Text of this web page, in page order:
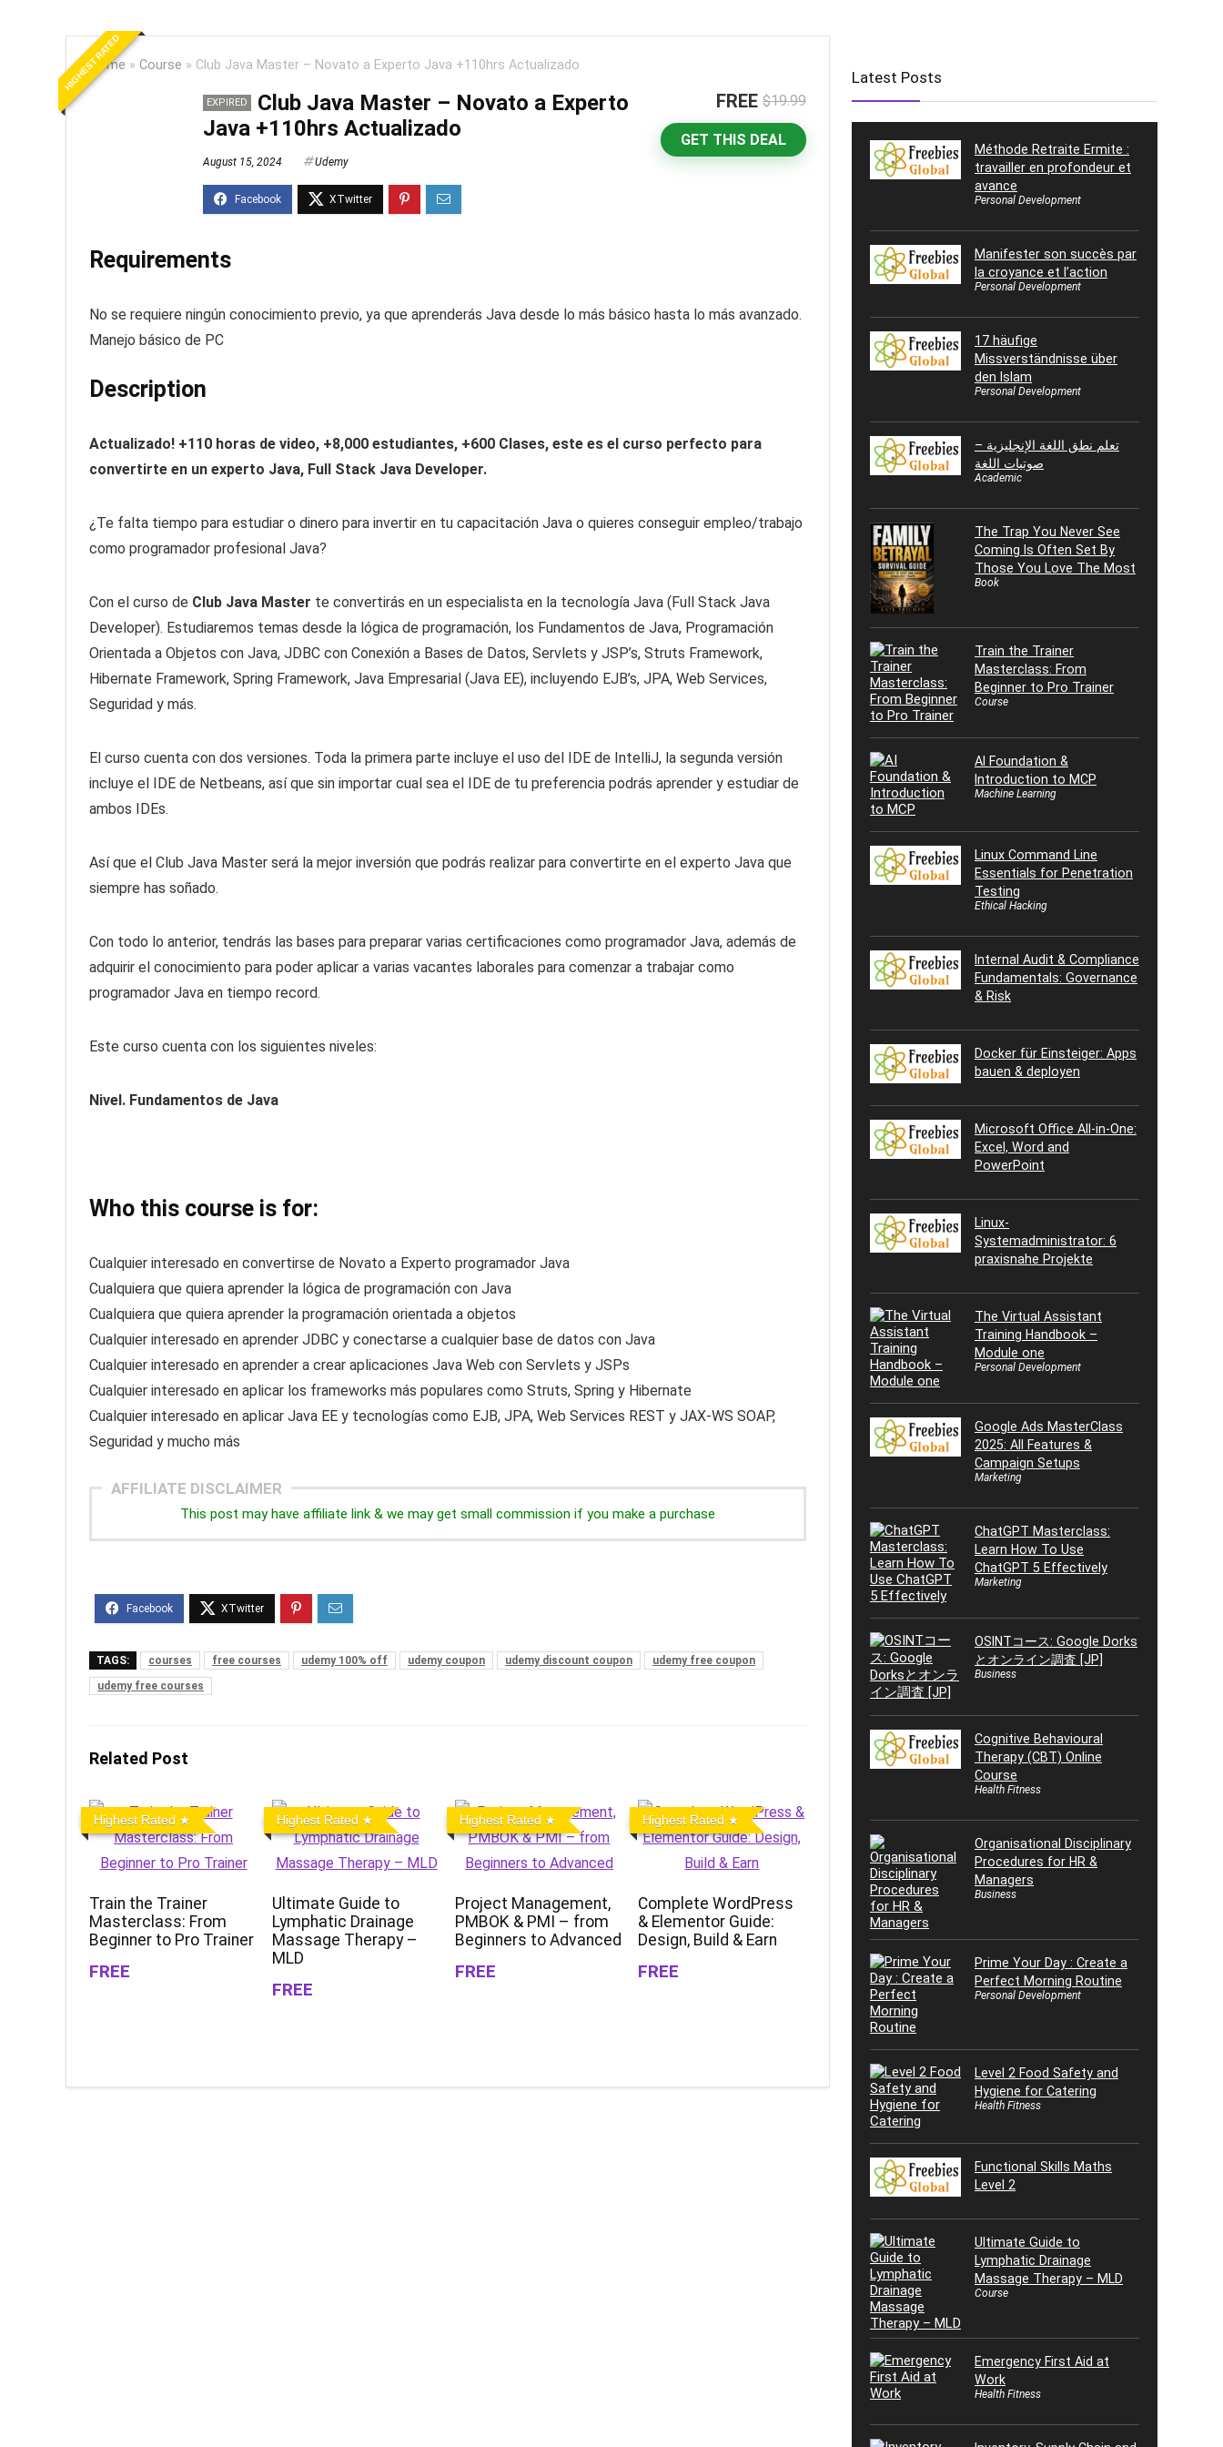
Home » Course » Club Java Master – Novato a Experto Java +110hrs Actualizado
HIGHEST RATED
EXPIRED
Club Java Master – Novato a Experto
Java +110hrs Actualizado
August 15, 2024 Udemy
FREE $19.99
GET THIS DEAL
Requirements
No se requiere ningún conocimiento previo, ya que aprenderás Java desde lo más básico hasta lo más avanzado.
Manejo básico de PC
Description
Actualizado! +110 horas de video, +8,000 estudiantes, +600 Clases, este es el curso perfecto para
convertirte en un experto Java, Full Stack Java Developer.
¿Te falta tiempo para estudiar o dinero para invertir en tu capacitación Java o quieres conseguir empleo/trabajo
como programador profesional Java?
Con el curso de Club Java Master te convertirás en un especialista en la tecnología Java (Full Stack Java
Developer). Estudiaremos temas desde la lógica de programación, los Fundamentos de Java, Programación
Orientada a Objetos con Java, JDBC con Conexión a Bases de Datos, Servlets y JSP’s, Struts Framework,
Hibernate Framework, Spring Framework, Java Empresarial (Java EE), incluyendo EJB’s, JPA, Web Services,
Seguridad y más.
El curso cuenta con dos versiones. Toda la primera parte incluye el uso del IDE de IntelliJ, la segunda versión
incluye el IDE de Netbeans, así que sin importar cual sea el IDE de tu preferencia podrás aprender y estudiar de
ambos IDEs.
Así que el Club Java Master será la mejor inversión que podrás realizar para convertirte en el experto Java que
siempre has soñado.
Con todo lo anterior, tendrás las bases para preparar varias certificaciones como programador Java, además de
adquirir el conocimiento para poder aplicar a varias vacantes laborales para comenzar a trabajar como
programador Java en tiempo record.
Este curso cuenta con los siguientes niveles:
Nivel. Fundamentos de Java
Who this course is for:
Cualquier interesado en convertirse de Novato a Experto programador Java
Cualquiera que quiera aprender la lógica de programación con Java
Cualquiera que quiera aprender la programación orientada a objetos
Cualquier interesado en aprender JDBC y conectarse a cualquier base de datos con Java
Cualquier interesado en aprender a crear aplicaciones Java Web con Servlets y JSPs
Cualquier interesado en aplicar los frameworks más populares como Struts, Spring y Hibernate
Cualquier interesado en aplicar Java EE y tecnologías como EJB, JPA, Web Services REST y JAX-WS SOAP,
Seguridad y mucho más
AFFILIATE DISCLAIMER
This post may have affiliate link & we may get small commission if you make a purchase
TAGS: courses free courses udemy 100% off udemy coupon udemy discount coupon
udemy free coupon
udemy free courses
Related Post
Highest Rated
Train the Trainer
Masterclass: From
Beginner to Pro Trainer
FREE
Highest Rated
Ultimate Guide to
Lymphatic Drainage
Massage Therapy –
MLD
FREE
Highest Rated
Project Management,
PMBOK & PMI – from
Beginners to Advanced
FREE
Highest Rated
Complete WordPress
& Elementor Guide:
Design, Build & Earn
FREE
Latest Posts
Méthode Retraite Ermite :
travailler en profondeur et
avance
Personal Development
Manifester son succès par
la croyance et l’action
Personal Development
17 häufige
Missverständnisse über
den Islam
Personal Development
تعلم نطق اللغة الإنجليزية –
صوتيات اللغة
Academic
The Trap You Never See
Coming Is Often Set By
Those You Love The Most
Book
Train the Trainer
Masterclass: From
Beginner to Pro Trainer
Course
AI Foundation &
Introduction to MCP
Machine Learning
Linux Command Line
Essentials for Penetration
Testing
Ethical Hacking
Internal Audit & Compliance
Fundamentals: Governance
& Risk
Docker für Einsteiger: Apps
bauen & deployen
Microsoft Office All-in-One:
Excel, Word and
PowerPoint
Linux-
Systemadministrator: 6
praxisnahe Projekte
The Virtual Assistant
Training Handbook –
Module one
Personal Development
Google Ads MasterClass
2025: All Features &
Campaign Setups
Marketing
ChatGPT Masterclass:
Learn How To Use
ChatGPT 5 Effectively
Marketing
OSINTコース: Google Dorks
とオンライン調査 [JP]
Business
Cognitive Behavioural
Therapy (CBT) Online
Course
Health Fitness
Organisational Disciplinary
Procedures for HR &
Managers
Business
Prime Your Day : Create a
Perfect Morning Routine
Personal Development
Level 2 Food Safety and
Hygiene for Catering
Health Fitness
Functional Skills Maths
Level 2
Ultimate Guide to
Lymphatic Drainage
Massage Therapy – MLD
Course
Emergency First Aid at
Work
Health Fitness